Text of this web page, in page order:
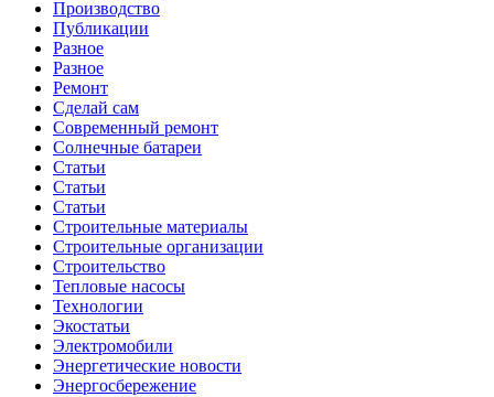
Производство
Публикации
Разное
Разное
Ремонт
Сделай сам
Современный ремонт
Солнечные батареи
Статьи
Статьи
Статьи
Строительные материалы
Строительные организации
Строительство
Тепловые насосы
Технологии
Экостатьи
Электромобили
Энергетические новости
Энергосбережение